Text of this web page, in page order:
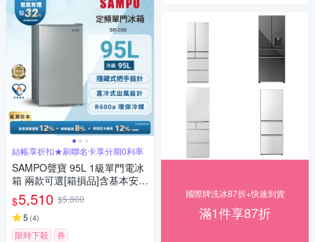
結帳享折扣★刷聯名卡享分期0利率
SAMPO聲寶 95L 1級單門電冰
箱 兩款可選[箱損品]含基本安裝
+舊機回收
$5,510 $5,800
5 (4)
限時下殺 券
國際牌洗冰87折+快速到貨
滿1件享87折